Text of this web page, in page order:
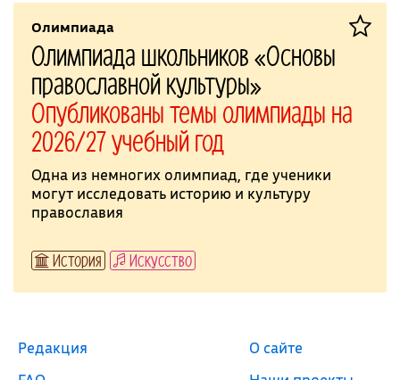
Олимпиада
Олимпиада школьников «Основы
православной культуры»
Опубликованы темы олимпиады на
2026/27 учебный год
Одна из немногих олимпиад, где ученики
могут исследовать историю и культуру
православия
История Искусство
Редакция
О сайте